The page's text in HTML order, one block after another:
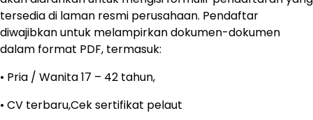
tersedia di laman resmi perusahaan. Pendaftar
diwajibkan untuk melampirkan dokumen-dokumen
dalam format PDF, termasuk:
• Pria / Wanita 17 – 42 tahun,
• CV terbaru,Cek sertifikat pelaut